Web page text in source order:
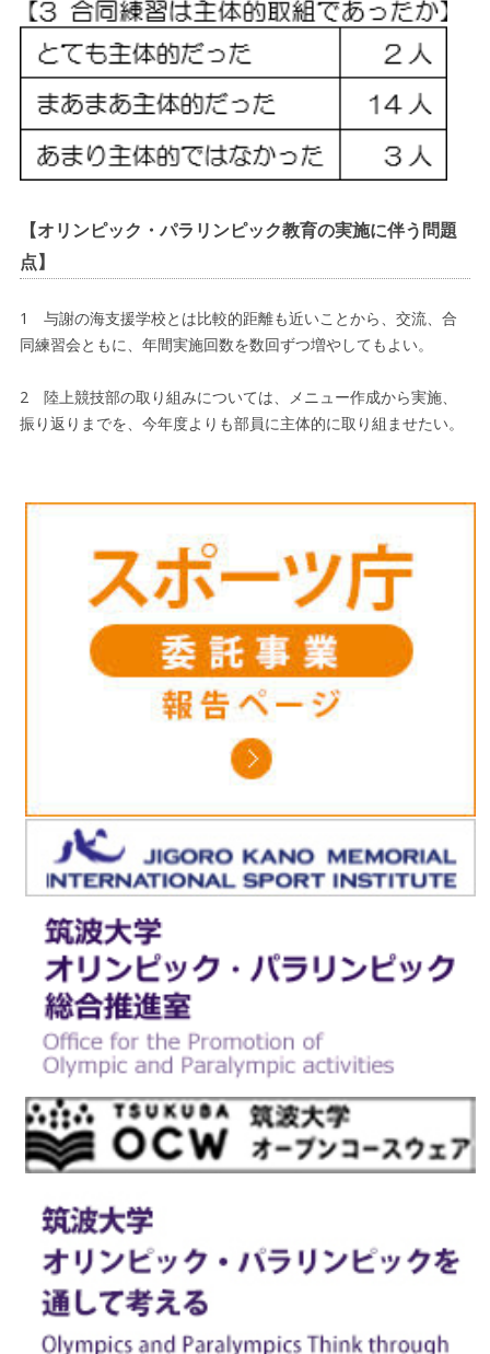
【オリンピック・パラリンピック教育の実施に伴う問題
点】
1 与謝の海支援学校とは比較的距離も近いことから、交流、合
同練習会ともに、年間実施回数を数回ずつ増やしてもよい。
2 陸上競技部の取り組みについては、メニュー作成から実施、
振り返りまでを、今年度よりも部員に主体的に取り組ませたい。